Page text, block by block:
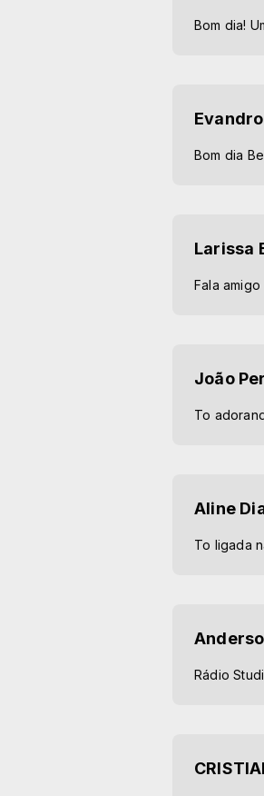
Bom dia!
Bom dia
Larissa
Fala
João
To
Aline
To ligada
Rádio